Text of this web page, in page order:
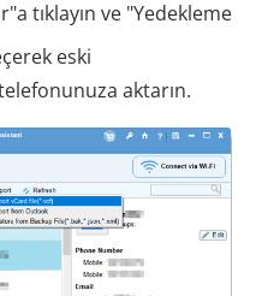
tıklayın ve "Yedekleme
eski
aktarın.